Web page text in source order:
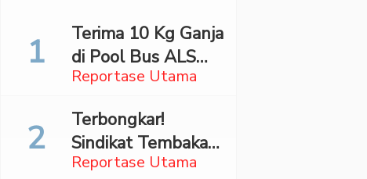
Reportase Utama
Terima 10 Kg Ganja
di Pool Bus ALS
Surabaya,
Madina Ditangkap
Bareskrim
Reportase Utama
Terbongkar!
Sindikat Tembakau
Sintetis Bermodus